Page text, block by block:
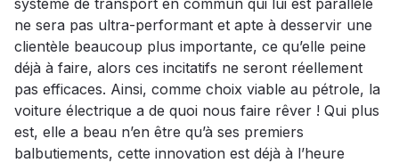
système de transport en commun qui lui est parallèle
ne sera pas ultra-performant et apte à desservir une
clientèle beaucoup plus importante, ce qu’elle peine
déjà à faire, alors ces incitatifs ne seront réellement
pas efficaces. Ainsi, comme choix viable au pétrole, la
voiture électrique a de quoi nous faire rêver ! Qui plus
est, elle a beau n’en être qu’à ses premiers
balbutiements, cette innovation est déjà à l’heure